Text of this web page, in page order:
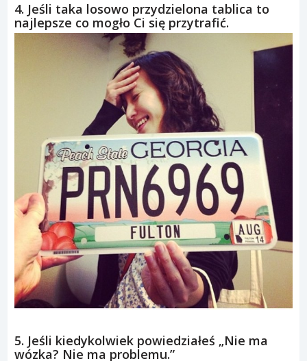
4. Jeśli taka losowo przydzielona tablica to
najlepsze co mogło Ci się przytrafić.
5. Jeśli kiedykolwiek powiedziałeś „Nie ma
wózka? Nie ma problemu.”